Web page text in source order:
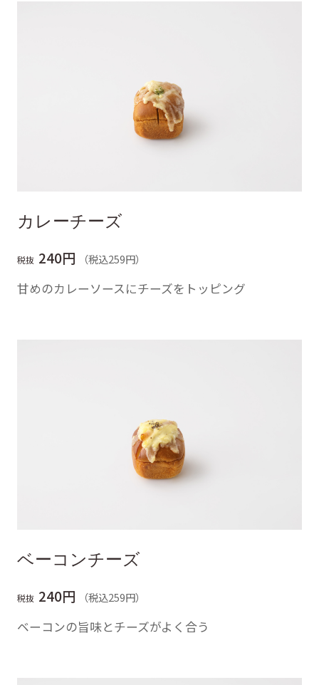
カレーチーズ
税抜 240円 （税込259円）
甘めのカレーソースにチーズをトッピング
ベーコンチーズ
税抜 240円 （税込259円）
ベーコンの旨味とチーズがよく合う